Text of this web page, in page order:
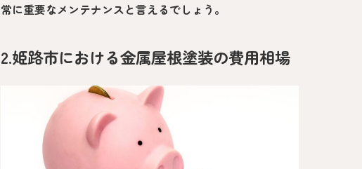
常に重要なメンテナンスと言えるでしょう。
2.姫路市における金属屋根塗装の費用相場